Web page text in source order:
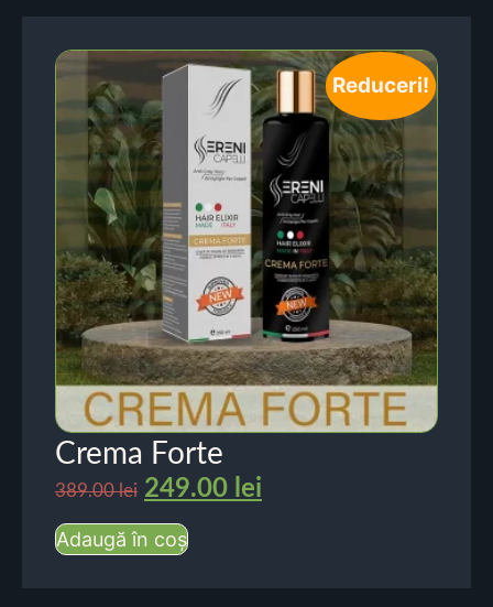
Reduceri!
Crema Forte
389.00lei 249.00 lei
Adaugă în coș